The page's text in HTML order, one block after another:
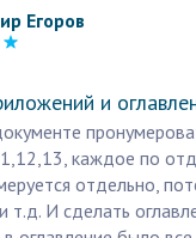
Егоров
и
каждое по
отдельно,
т.д. И сделать